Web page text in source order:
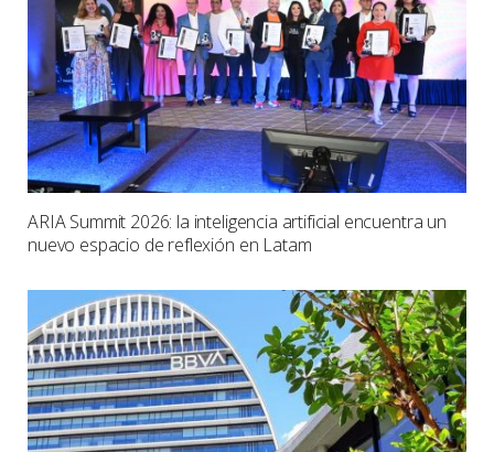
ARIA Summit 2026: la inteligencia artificial encuentra un
nuevo espacio de reflexión en Latam